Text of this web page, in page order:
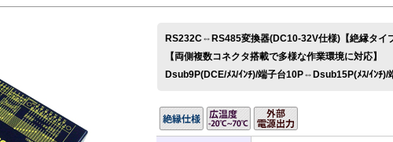
RS232C⇔RS485変換器(DC10-32V仕様)【絶縁タイ
【両側複数コネクタ搭載で多様な作業環境に対応】
Dsub9P(DCE/ﾒｽ/ｲﾝﾁ)/端子台10P⇔Dsub15P(ﾒｽ/ｲﾝﾁ)/